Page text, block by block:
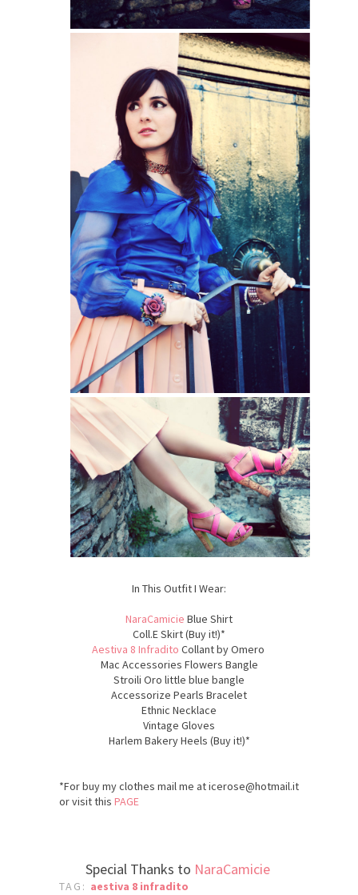
In This Outfit I Wear:
NaraCamicie Blue Shirt
Coll.E Skirt (Buy it!)*
Aestiva 8 Infradito Collant by Omero
Mac Accessories Flowers Bangle
Stroili Oro little blue bangle
Accessorize Pearls Bracelet
Ethnic Necklace
Vintage Gloves
Harlem Bakery Heels (Buy it!)*
*For buy my clothes mail me at icerose@hotmail.it
or visit this PAGE
Special Thanks to NaraCamicie
TAG: aestiva 8 infradito